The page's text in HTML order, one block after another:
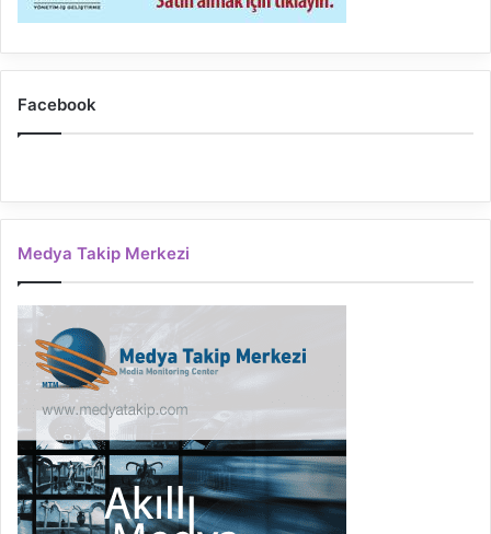
Facebook
Medya Takip Merkezi